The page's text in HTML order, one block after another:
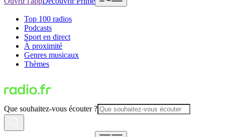
Top 100 radios
Podcasts
Sport en direct
À proximité
Genres musicaux
Thèmes
Que souhaitez-vous écouter ?